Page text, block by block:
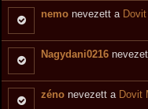
nemo nevezett a
Nagydani0216
zéno nevezett a Dovit